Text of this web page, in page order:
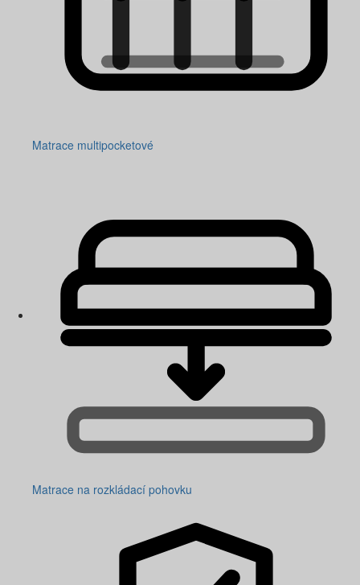
Matrace multipocketové
Matrace na rozkládací pohovku